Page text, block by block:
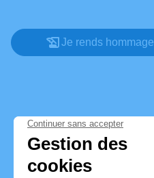
Je rends hommage